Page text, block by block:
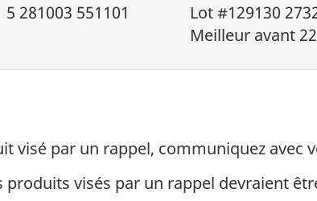
5 281003 551101
Lot #129130
Meilleur avant
visé par un rappel, communiquez avec
visés par un rappel devraient